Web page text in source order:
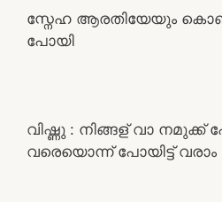
സ്നേഹ ആരതിയേയും
പോയി
വിഷ്ണു : നിങ്ങള് വാ നമുക്ക്
വരെയൊന്ന് പോയിട്ട് വരാം